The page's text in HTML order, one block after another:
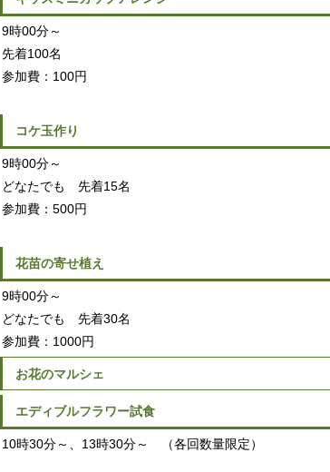
9時00分～
先着100名
参加費：100円
コケ玉作り
9時00分～
どなたでも 先着15名
参加費：500円
花苗の寄せ植え
9時00分～
どなたでも 先着30名
参加費：1000円
お花のマルシェ
エディブルフラワー試食
10時30分～、13時30分～ （各回数量限定）